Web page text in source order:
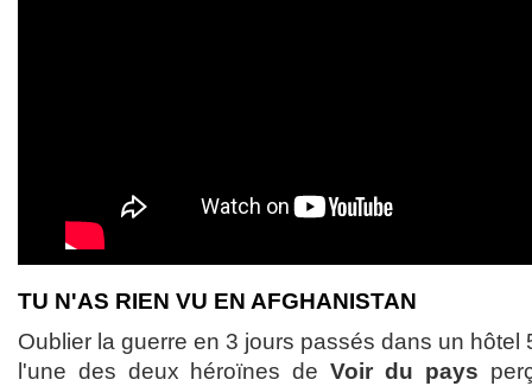
TU N'AS RIEN VU EN AFGHANISTAN
Oublier la guerre en 3 jours passés dans un hôtel
l'une des deux héroïnes deVoir du pays